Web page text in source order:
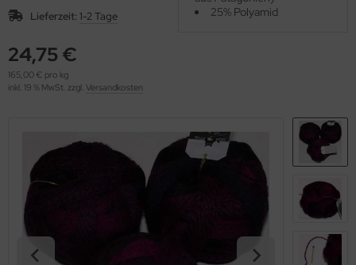
Lieferzeit: 1-2 Tage
24,75 €
165,00 € pro kg
inkl. 19 % MwSt. zzgl. Versandkosten
25% Polyamid
(276)